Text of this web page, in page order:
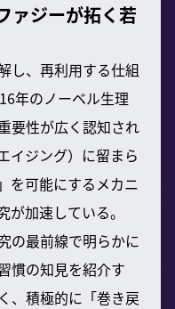
ァジーが拓く若
し、再利用する仕組
年のノーベル生理
要性が広く認知され
イジング）に留まら
を可能にするメカニ
加速している。
の最前線で明らかに
慣の知見を紹介す
、積極的に「巻き戻